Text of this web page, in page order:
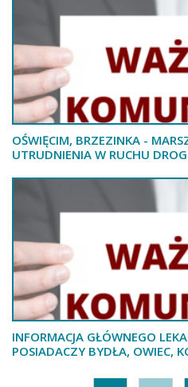
OŚWIĘCIM, BRZEZINKA -
UTRUDNIENIA W RUCHU
INFORMACJA GŁÓWNEGO
POSIADACZY BYDŁA, OWIEC,